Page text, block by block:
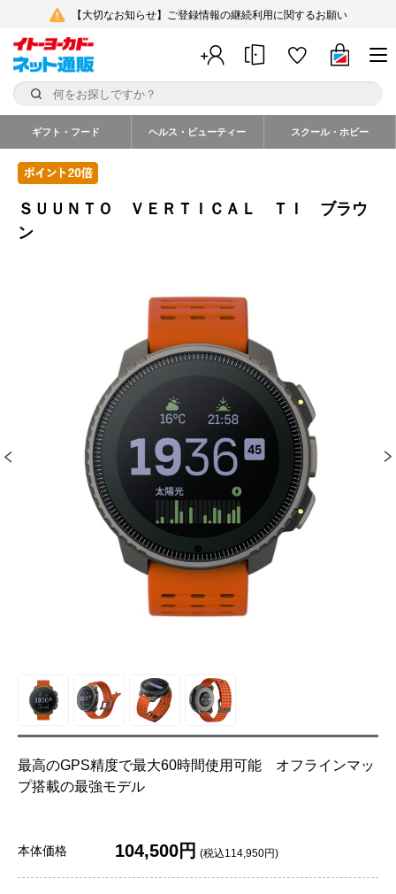
【大切なお知らせ】ご登録情報の継続利用に関するお願い
ギフト・フード ヘルス・ビューティー スクール・ホビー
ＳＵＵＮＴＯ ＶＥＲＴＩＣＡＬ ＴＩ ブラウ
ン
最高のGPS精度で最大60時間使用可能 オフラインマッ
プ搭載の最強モデル
本体価格 104,500円 (税込114,950円)